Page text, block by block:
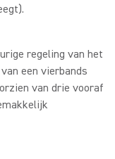
regeling van het
een vierbands
van drie vooraf